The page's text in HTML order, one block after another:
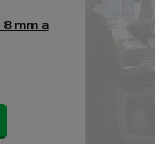
mm a